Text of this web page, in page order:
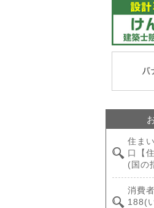
住ま
口【
(国の
消費
188(